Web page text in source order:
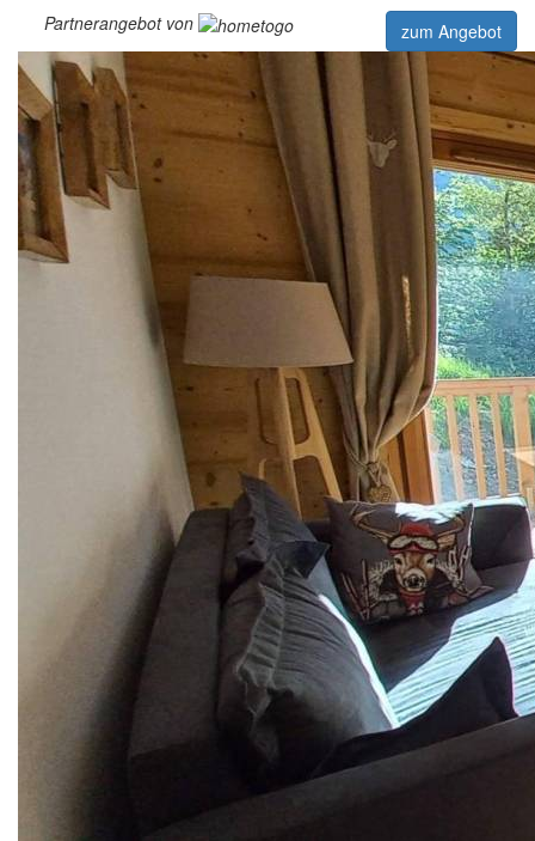
Partnerangebot von
zum Angebot